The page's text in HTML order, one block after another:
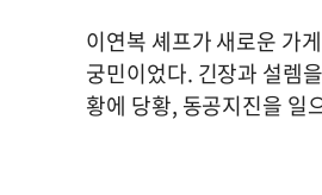
이연복 셰프가 새로운 가
궁민이었다. 긴장과 설렘
황에 당황, 동공지진을 일